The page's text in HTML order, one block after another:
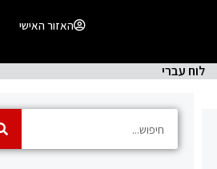
האזור האישי
לוח עברי